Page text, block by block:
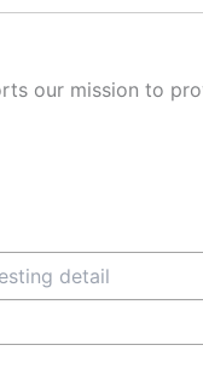
our mission to